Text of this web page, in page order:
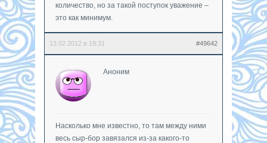
количество, но за такой поступок уважение –
это как минимум.
13.02.2012 в 19:31 #49642
Аноним
Насколько мне известно, то там между ними
весь сыр-бор завязался из-за какого-то